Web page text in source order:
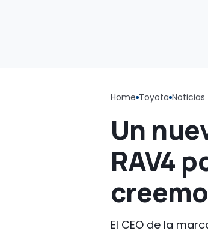
Home Toyota Noticias
Un
RAV4
El CEO de la